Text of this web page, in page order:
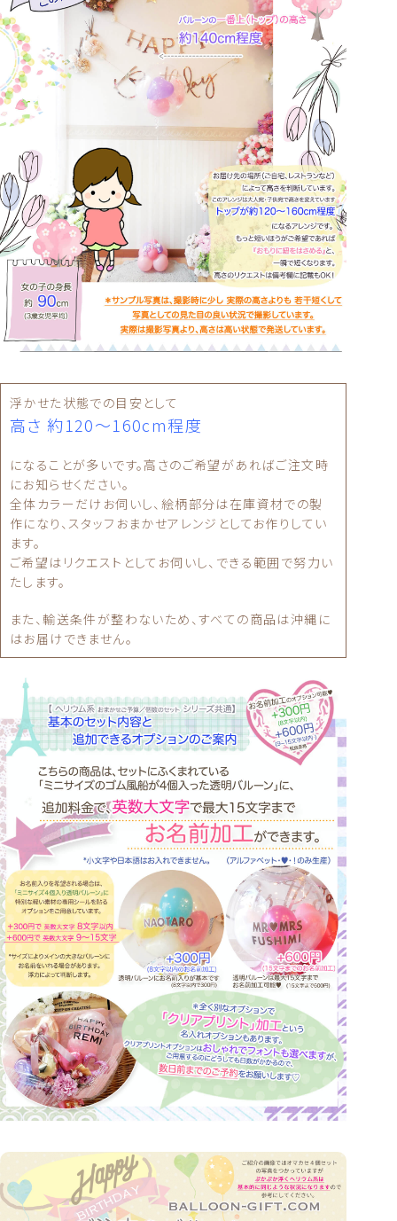
浮かせた状態での目安として
高さ 約120～160cm程度
になることが多いです。高さのご希望があればご注文時
にお知らせください。
全体カラーだけお伺いし、絵柄部分は在庫資材での製
作になり、スタッフおまかせアレンジとしてお作りしてい
ます。
ご希望はリクエストとしてお伺いし、できる範囲で努力い
たします。
また、輸送条件が整わないため、すべての商品は沖縄に
はお届けできません。